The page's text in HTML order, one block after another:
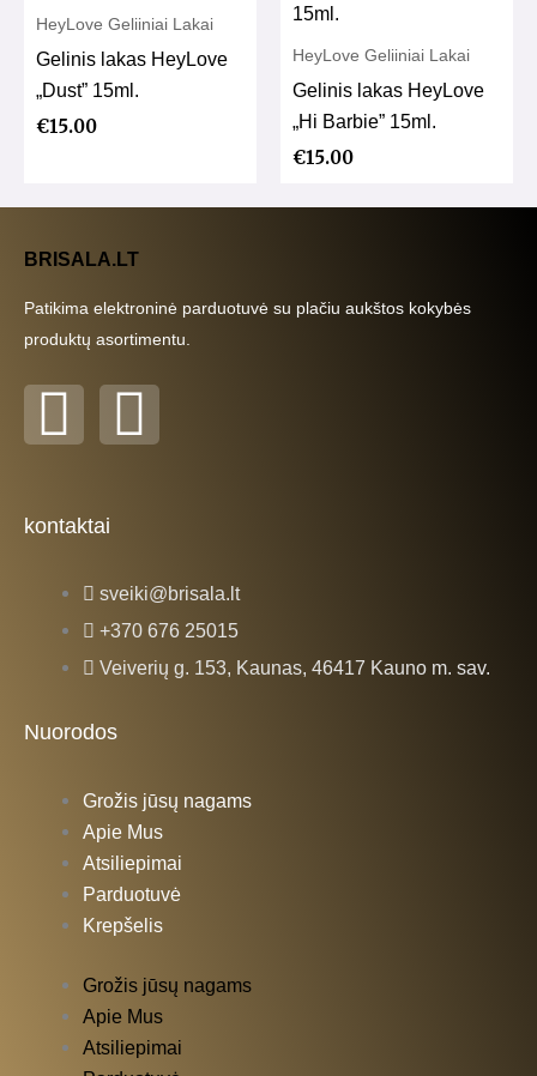
HeyLove Geliiniai Lakai
Gelinis lakas HeyLove
„Dust” 15ml.
€15.00
HeyLove Geliiniai Lakai
Gelinis lakas HeyLove
„Hi Barbie” 15ml.
€15.00
BRISALA.LT
Patikima elektroninė parduotuvė su plačiu aukštos kokybės
produktų asortimentu.
F
c
e
b
o
k
-
I
t
a
a
m
kontaktai
sveiki@brisala.lt
+370 676 25015
Veiverių g. 153, Kaunas, 46417 Kauno m. sav.
Nuorodos
Grožis jūsų nagams
Apie Mus
Atsiliepimai
Parduotuvė
Krepšelis
Grožis jūsų nagams
Apie Mus
Atsiliepimai